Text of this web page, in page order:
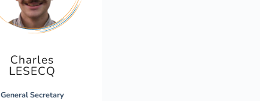
Charles
LESECQ
General Secretary